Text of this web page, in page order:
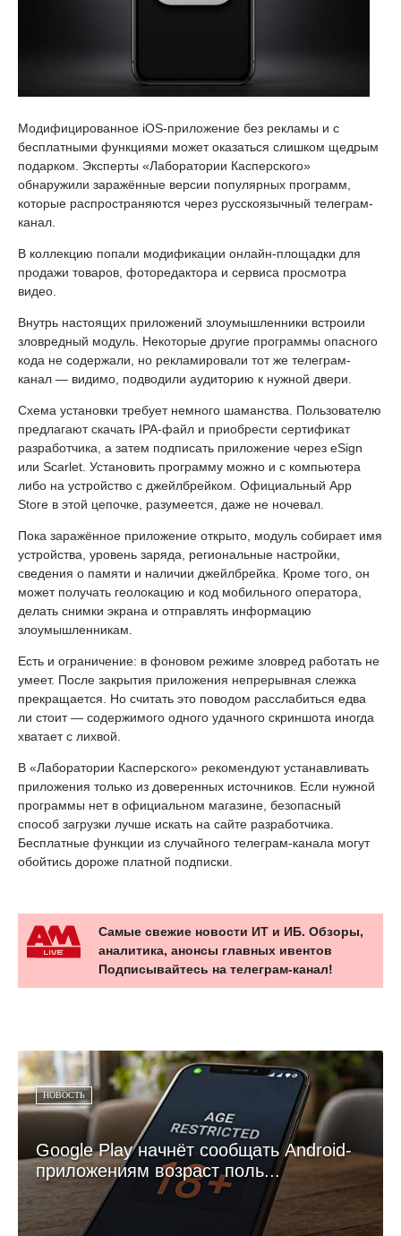
Модифицированное iOS-приложение без рекламы и с
бесплатными функциями может оказаться слишком щедрым
подарком. Эксперты «Лаборатории Касперского»
обнаружили заражённые версии популярных программ,
которые распространяются через русскоязычный телеграм-
канал.
В коллекцию попали модификации онлайн-площадки для
продажи товаров, фоторедактора и сервиса просмотра
видео.
Внутрь настоящих приложений злоумышленники встроили
зловредный модуль. Некоторые другие программы опасного
кода не содержали, но рекламировали тот же телеграм-
канал — видимо, подводили аудиторию к нужной двери.
Схема установки требует немного шаманства. Пользователю
предлагают скачать IPA-файл и приобрести сертификат
разработчика, а затем подписать приложение через eSign
или Scarlet. Установить программу можно и с компьютера
либо на устройство с джейлбрейком. Официальный App
Store в этой цепочке, разумеется, даже не ночевал.
Пока заражённое приложение открыто, модуль собирает имя
устройства, уровень заряда, региональные настройки,
сведения о памяти и наличии джейлбрейка. Кроме того, он
может получать геолокацию и код мобильного оператора,
делать снимки экрана и отправлять информацию
злоумышленникам.
Есть и ограничение: в фоновом режиме зловред работать не
умеет. После закрытия приложения непрерывная слежка
прекращается. Но считать это поводом расслабиться едва
ли стоит — содержимого одного удачного скриншота иногда
хватает с лихвой.
В «Лаборатории Касперского» рекомендуют устанавливать
приложения только из доверенных источников. Если нужной
программы нет в официальном магазине, безопасный
способ загрузки лучше искать на сайте разработчика.
Бесплатные функции из случайного телеграм-канала могут
обойтись дороже платной подписки.
Самые свежие новости ИТ и ИБ. Обзоры,
аналитика, анонсы главных ивентов
Подписывайтесь на телеграм-канал!
НОВОСТЬ
Google Play начнёт сообщать Android-
приложениям возраст поль...